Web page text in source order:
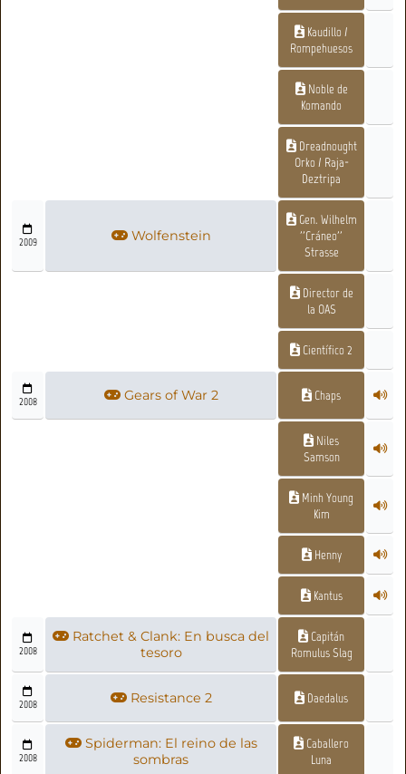
Kaudillo /
Rompehuesos
Noble de
Komando
Dreadnought
Orko / Raja-
Deztripa
2009 Wolfenstein
Gen. Wilhelm
''Cráneo''
Strasse
Director de
la OAS
Científico 2
2008 Gears of War 2 Chaps
Niles
Samson
Minh Young
Kim
Henny
Kantus
2008
Ratchet & Clank: En busca del
tesoro
Capitán
Romulus Slag
2008 Resistance 2 Daedalus
2008
Spiderman: El reino de las
sombras
Caballero
Luna